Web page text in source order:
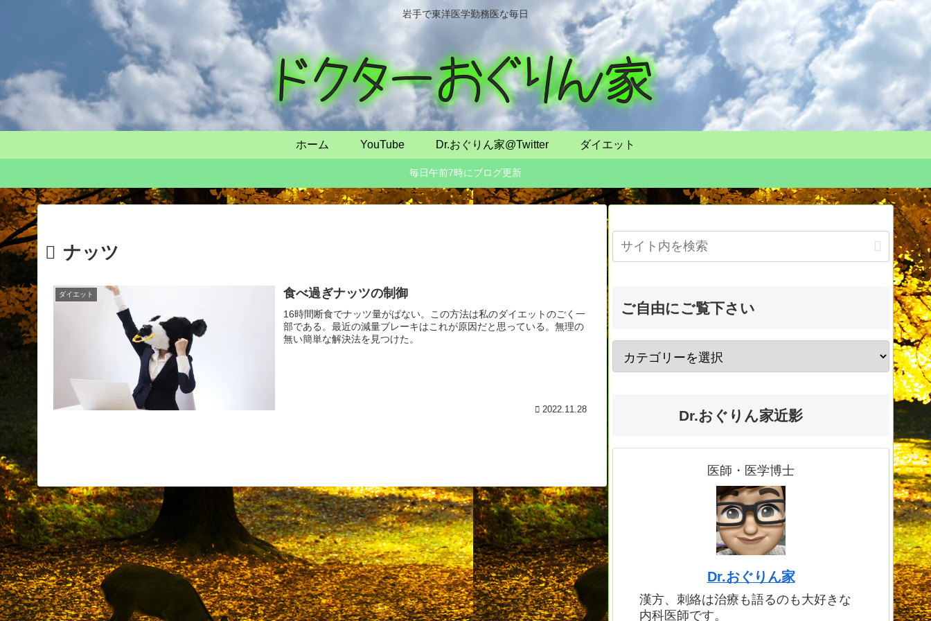
岩手で東洋医学勤務医な毎日
ホーム YouTube Dr.おぐりん家@Twitter ダイエット
毎日午前7時にブログ更新
ナッツ
ダイエット 食べ過ぎナッツの制御
16時間断食でナッツ量がぱない。この方法は私のダイエットのごく一
部である。最近の減量ブレーキはこれが原因だと思っている。無理の
無い簡単な解決法を見つけた。
2022.11.28
ご自由にご覧下さい
Dr.おぐりん家近影
医師・医学博士
Dr.おぐりん家
漢方、刺絡は治療も語るのも大好きな
内科医師です。